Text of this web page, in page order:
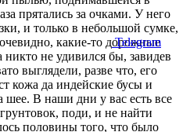
прятались за очками. У него
и только в небольшой сумке,
какие-то дорожные
никто не удивился бы, завидев
выглядели, разве что, его
кожа да индейские бусы и
В наши дни у вас есть все
поди, и не найти
половины того, что было
Telegram